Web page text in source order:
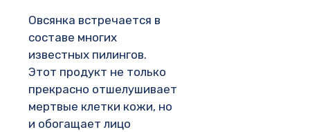
Овсянка встречается в
составе многих
известных пилингов.
Этот продукт не только
прекрасно отшелушивает
мертвые клетки кожи, но
и обогащает лицо